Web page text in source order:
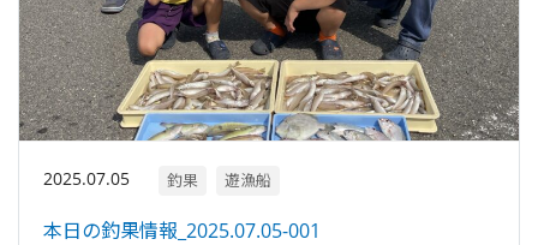
2025.07.05 釣果 遊漁船
本日の釣果情報_2025.07.05-001